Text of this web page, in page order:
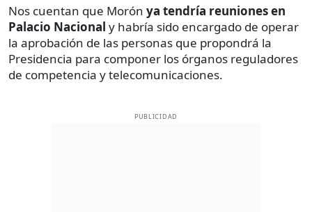
Nos cuentan que Morón ya tendría reuniones en
Palacio Nacional y habría sido encargado de operar
la aprobación de las personas que propondrá la
Presidencia para componer los órganos reguladores
de competencia y telecomunicaciones.
PUBLICIDAD